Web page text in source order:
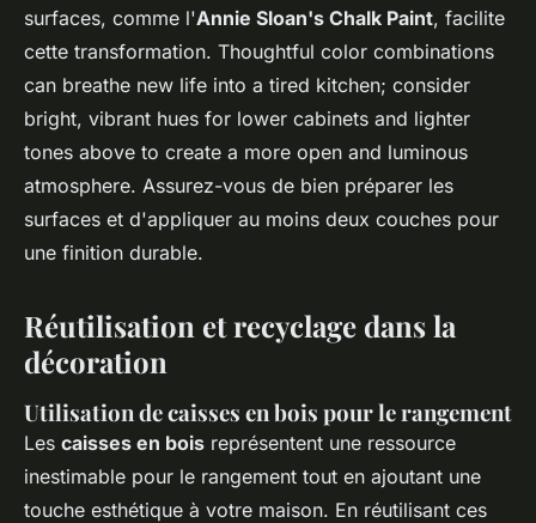
surfaces, comme l'Annie Sloan's Chalk Paint, facilite
cette transformation. Thoughtful color combinations
can breathe new life into a tired kitchen; consider
bright, vibrant hues for lower cabinets and lighter
tones above to create a more open and luminous
atmosphere. Assurez-vous de bien préparer les
surfaces et d'appliquer au moins deux couches pour
une finition durable.
Réutilisation et recyclage dans la
décoration
Utilisation de caisses en bois pour le rangement
Les caisses en bois représentent une ressource
inestimable pour le rangement tout en ajoutant une
touche esthétique à votre maison. En réutilisant ces